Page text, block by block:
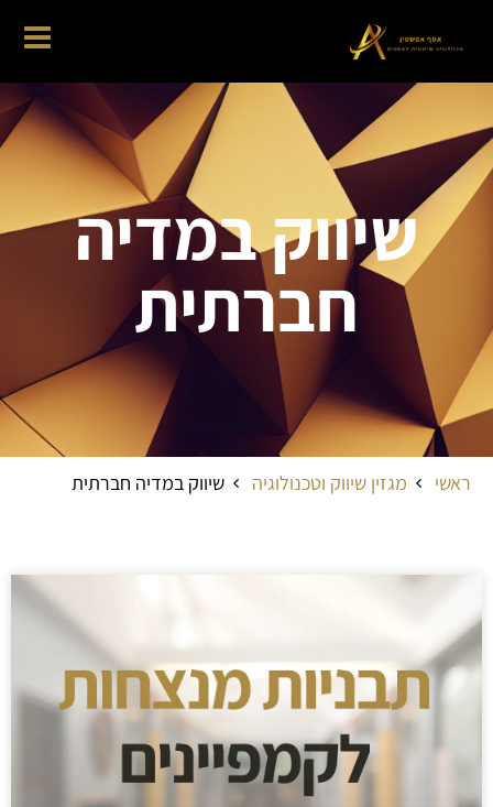
שיווק במדיה
חברתית
ראשי מגזין שיווק וטכנולוגיה שיווק במדיה חברתית